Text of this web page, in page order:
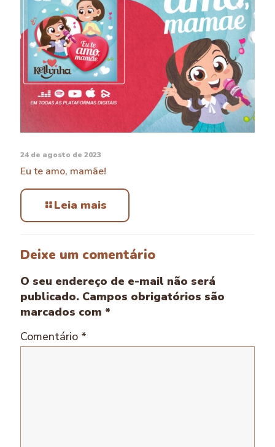
24 de agosto de 2023
Eu te amo, mamãe!
Leia mais
Deixe um comentário
O seu endereço de e-mail não será
publicado. Campos obrigatórios são
marcados com *
Comentário *